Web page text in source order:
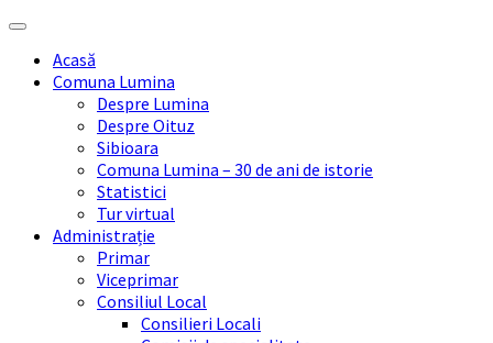
Skip
content
Skip
sidebar
Skip
right
sidebar
Skip
footerAcasă
Comuna Lumina
Despre Lumina
Despre Oituz
Sibioara
Comuna Lumina – 30 de ani de istorie
Statistici
Tur virtual
Administrație
Primar
Viceprimar
Consiliul Local
Consilieri Locali